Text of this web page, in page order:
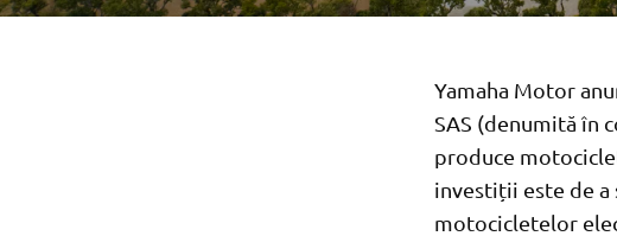
Yamaha Motor
SAS (denumită în
produce
investiții este de
motocicletelor